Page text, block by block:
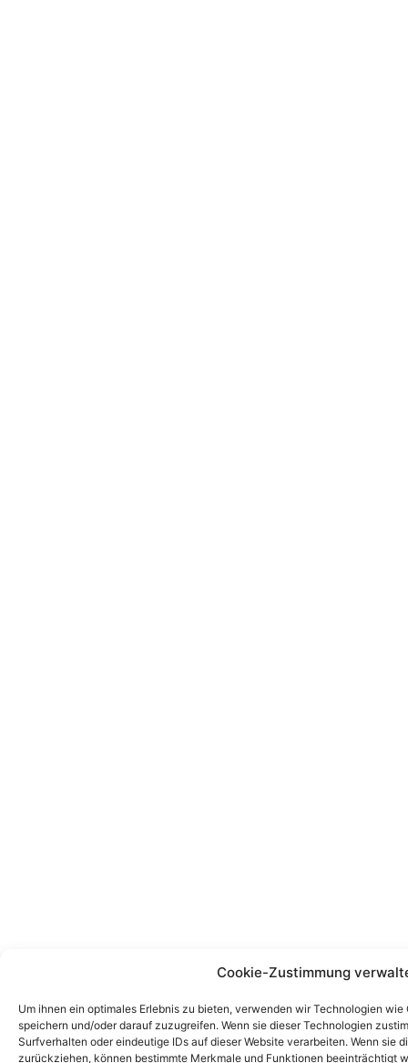
Cookie-Zustimmung
Um ihnen ein optimales Erlebnis zu bieten, verwenden wir Technologien
speichern und/oder darauf zuzugreifen. Wenn sie dieser Technologien
Surfverhalten oder eindeutige IDs auf dieser Website verarbeiten. Wenn sie
zurückziehen, können bestimmte Merkmale und Funktionen beeinträchtigt